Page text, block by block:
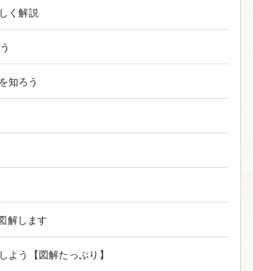
く解説
知ろう
解します
う【図解たっぷり】